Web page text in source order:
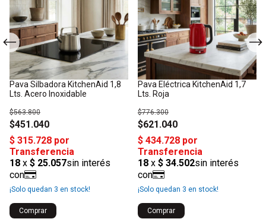
Pava Silbadora KitchenAid 1,8
Lts. Acero Inoxidable
$451.040
$563.800
¡Solo quedan 3 en stock!
Pava Eléctrica KitchenAid 1,7
Lts. Roja
$621.040
$776.300
¡Solo quedan 3 en stock!
Comprar